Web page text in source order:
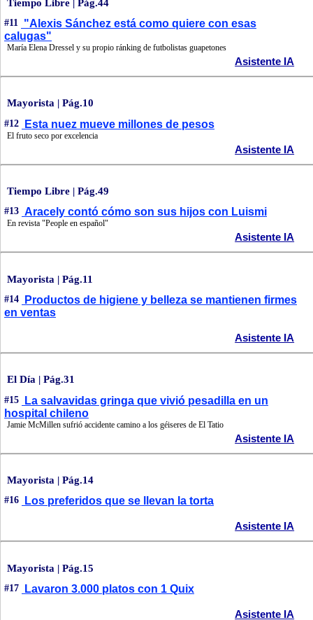
Tiempo Libre | Pág.44
#11
"Alexis Sánchez está como quiere con esas
calugas"
María Elena Dressel y su propio ránking de futbolistas guapetones
Asistente IA
Mayorista | Pág.10
#12 Esta nuez mueve millones de pesos
El fruto seco por excelencia
Asistente IA
Tiempo Libre | Pág.49
#13 Aracely contó cómo son sus hijos con Luismi
En revista "People en español"
Asistente IA
Mayorista | Pág.11
#14
Productos de higiene y belleza se mantienen firmes
en ventas
Asistente IA
El Día | Pág.31
#15
La salvavidas gringa que vivió pesadilla en un
hospital chileno
Jamie McMillen sufrió accidente camino a los géiseres de El Tatio
Asistente IA
Mayorista | Pág.14
#16 Los preferidos que se llevan la torta
Asistente IA
Mayorista | Pág.15
#17 Lavaron 3.000 platos con 1 Quix
Asistente IA